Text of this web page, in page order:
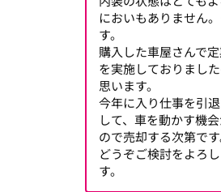
においもありません
す。
購入した車屋さんで
を実施しておりまし
思います。
今年に入り仕事を引
して、車を動かす機
ので売却する次第です
どうぞご検討をよろ
す。